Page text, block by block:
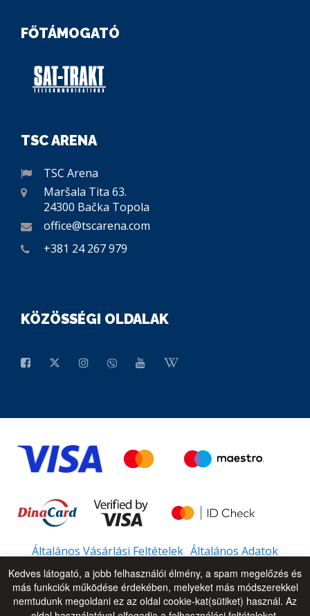
FŐTÁMOGATÓ
TSC ARENA
TSC Arena
Maršala Tita 63.
24300 Bačka Topola
office@tscarena.com
+381 24 267 979
KÖZÖSSÉGI OLDALAK
Általános Vásárlási Feltételek Általános Adatok
© 2026 - All Rights Reserved UP
Kedves látogató, a jobb felhasználói élmény, a spam megelőzés és
más funkciók működése érdekében, melyeket más módszerekkel
nemtudunk megoldani ez az oldal cookie-kat(sütiket) használ. Az